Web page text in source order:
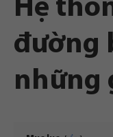
Hệ
đường
những